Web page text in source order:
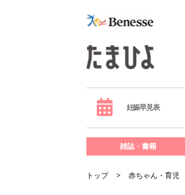
妊娠早見表
雑誌・書籍
トップ 赤ちゃん・育児